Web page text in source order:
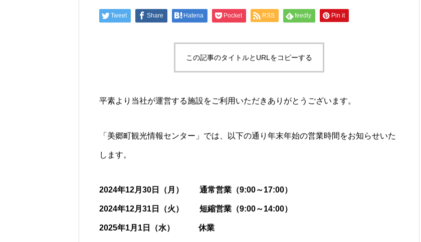
Tweet Share Hatena Pocket RSS feedly Pin it
この記事のタイトルとURLをコピーする
平素より当社が運営する施設をご利用いただきありがとうございます。
「美郷町観光情報センター」では、以下の通り年末年始の営業時間をお知らせいた
します。
2024年12月30日（月） 通常営業（9:00～17:00）
2024年12月31日（火） 短縮営業（9:00～14:00）
2025年1月1日（水） 休業